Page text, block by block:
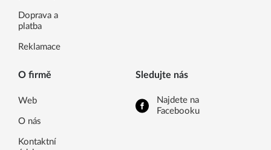
Doprava a
platba
Reklamace
O firmě
Web
O nás
Kontaktní
Sledujte nás
Najdete na
Facebooku